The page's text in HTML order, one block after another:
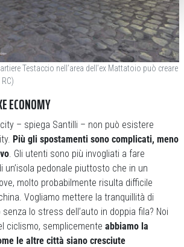
Testaccio nell’area dell’ex Mattatoio può creare
ECONOMY
– spiega Santilli – non può esistere
Più gli spostamenti sono complicati, meno
. Gli utenti sono più invogliati a fare
un’isola pedonale piuttosto che in un
molto probabilmente risulta difficile
Vogliamo mettere la tranquillità di
lo stress dell’auto in doppia fila? Noi
ciclismo, semplicemente abbiamo la
le altre città siano cresciute